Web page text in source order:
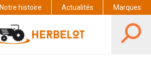
Notre histoire Actualités Marques